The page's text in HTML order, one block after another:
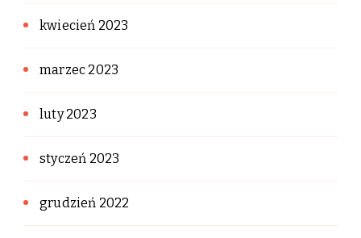
kwiecień 2023
marzec 2023
luty 2023
styczeń 2023
grudzień 2022